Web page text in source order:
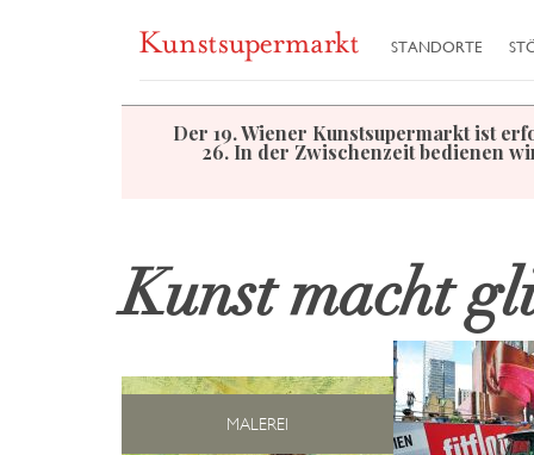
STANDORTE
Der 19. Wiener Kunstsupermarkt ist
26. In der Zwischenzeit bedienen
Kunst macht
MALEREI